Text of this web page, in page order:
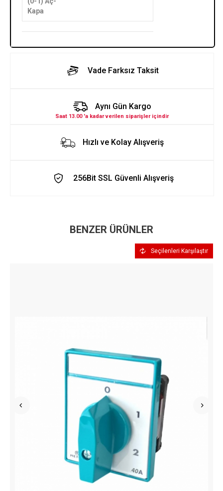
Kapa
Vade Farksız Taksit
Aynı Gün Kargo
Saat 13.00 'a kadar verilen siparişler içindir
Hızlı ve Kolay Alışveriş
256Bit SSL Güvenli Alışveriş
BENZER ÜRÜNLER
Seçilenleri Karşılaştır